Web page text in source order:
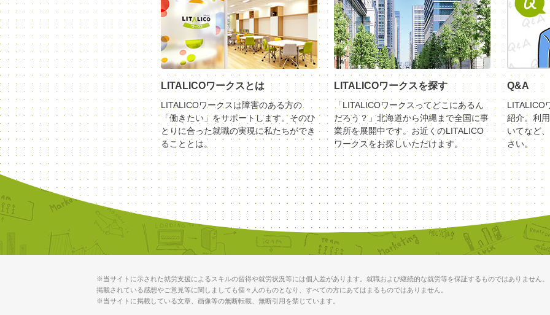
LITALICOワークスとは
LITALICOワークスは障害のある方の
「働きたい」をサポートします。そのひ
とりに合った就職の実現に私たちができ
ることとは。
LITALICOワークスを探す
「LITALICOワークスってどこにあるん
だろう？」北海道から沖縄まで全国に事
業所を展開中です。お近くのLITALICO
ワークスをお探しいただけます。
Q&A
LITALICO
紹介。利
いてなど
さい。
※当サイトに示された就労支援によるスキルの習得や就労状況等には個人差があります。就職および継続的な就労等を保証するものではありません。
掲載されている感想やご意見等に関しましても個々人のものとなり、すべての方にあてはまるものではありません。
※当サイトに掲載している文章、画像等の無断転載、無断引用を禁じています。